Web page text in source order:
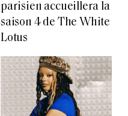
parisien accueillera la
saison 4 de The White
Lotus